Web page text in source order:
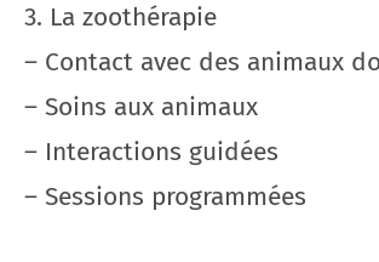
3. La zoothérapie
– Contact avec des animaux
– Soins aux animaux
– Interactions guidées
– Sessions programmées